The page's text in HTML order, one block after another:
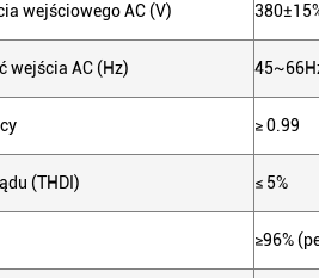
wejściowego AC (V)
wejścia AC (Hz)
≥ 0.99
(THDI) ≤ 5%
≥96%